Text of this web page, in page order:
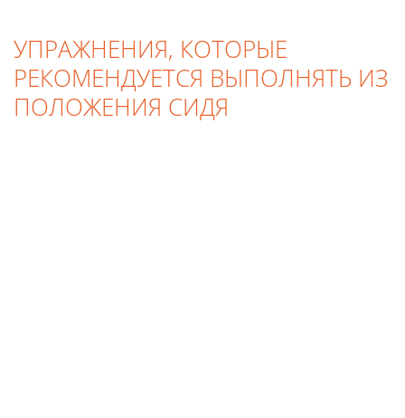
УПРАЖНЕНИЯ, КОТОРЫЕ
РЕКОМЕНДУЕТСЯ ВЫПОЛНЯТЬ ИЗ
ПОЛОЖЕНИЯ СИДЯ